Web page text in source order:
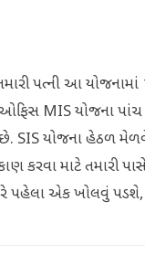
પત્ની આ યોજનામાં
MIS યોજના પાંચ
છે. SIS યોજના હેઠળ
કરવા માટે
પહેલા એક ખોલવું